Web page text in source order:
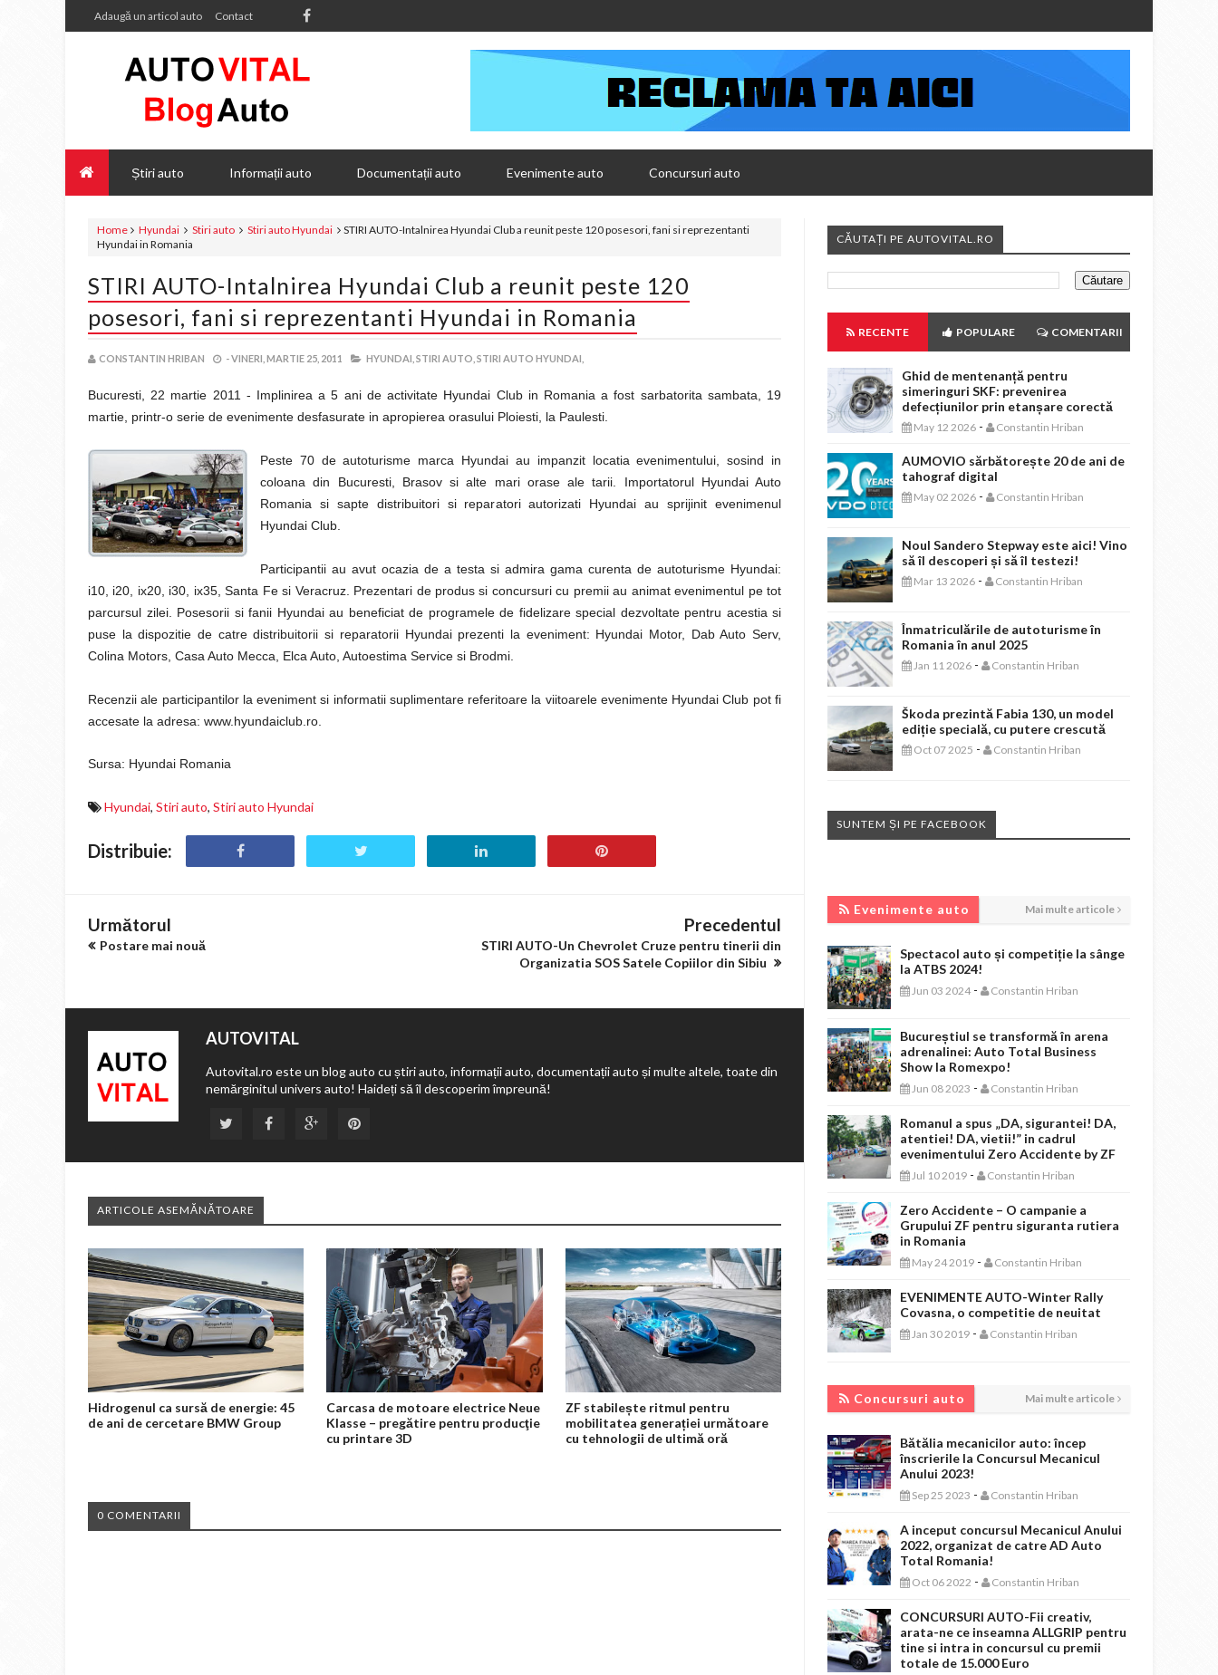
Adaugă un articol auto Contact
Știri auto Informații auto Documentații auto Evenimente auto Concursuri auto
Home Hyundai Stiri auto Stiri auto Hyundai
STIRI AUTO-Intalnirea Hyundai Club a reunit peste 120 posesori, fani si reprezentanti
Hyundai in Romania
STIRI AUTO-Intalnirea Hyundai Club a reunit peste 120
posesori, fani si reprezentanti Hyundai in Romania
CONSTANTIN HRIBAN -VINERI, MARTIE 25, 2011 HYUNDAI, STIRI AUTO, STIRI AUTO HYUNDAI,
Bucuresti, 22 martie 2011 - Implinirea a 5 ani de activitate Hyundai Club in Romania a fost sarbatorita sambata, 19
martie, printr-o serie de evenimente desfasurate in apropierea orasului Ploiesti, la Paulesti.
Peste 70 de autoturisme marca Hyundai au impanzit locatia evenimentului, sosind in
coloana din Bucuresti, Brasov si alte mari orase ale tarii. Importatorul Hyundai Auto
Romania si sapte distribuitori si reparatori autorizati Hyundai au sprijinit evenimenul
Hyundai Club.
Participantii au avut ocazia de a testa si admira gama curenta de autoturisme Hyundai:
i10, i20, ix20, i30, ix35, Santa Fe si Veracruz. Prezentari de produs si concursuri cu premii au animat evenimentul pe tot
parcursul zilei. Posesorii si fanii Hyundai au beneficiat de programele de fidelizare special dezvoltate pentru acestia si
puse la dispozitie de catre distribuitorii si reparatorii Hyundai prezenti la eveniment: Hyundai Motor, Dab Auto Serv,
Colina Motors, Casa Auto Mecca, Elca Auto, Autoestima Service si Brodmi.
Recenzii ale participantilor la eveniment si informatii suplimentare referitoare la viitoarele evenimente Hyundai Club pot fi
accesate la adresa: www.hyundaiclub.ro.
Sursa: Hyundai Romania
Hyundai, Stiri auto, Stiri auto Hyundai
Distribuie:
Următorul
Postare mai nouă
Precedentul
STIRI AUTO-Un Chevrolet Cruze pentru tinerii din
Organizatia SOS Satele Copiilor din Sibiu
AUTOVITAL
Autovital.ro este un blog auto cu știri auto, informații auto, documentații auto și multe altele, toate din
nemărginitul univers auto! Haideți să îl descoperim împreună!
ARTICOLE ASEMĂNĂTOARE
Hidrogenul ca sursă de energie: 45
de ani de cercetare BMW Group
Carcasa de motoare electrice Neue
Klasse – pregătire pentru producţie
cu printare 3D
ZF stabilește ritmul pentru
mobilitatea generației următoare
cu tehnologii de ultimă oră
0 COMENTARII
CĂUTAȚI PE AUTOVITAL.RO
RECENTE POPULARE COMENTARII
Ghid de mentenanță pentru
simeringuri SKF: prevenirea
defecțiunilor prin etanșare corectă
May 12 2026 - Constantin Hriban
AUMOVIO sărbătorește 20 de ani de
tahograf digital
May 02 2026 - Constantin Hriban
Noul Sandero Stepway este aici! Vino
să îl descoperi și să îl testezi!
Mar 13 2026 - Constantin Hriban
Înmatriculările de autoturisme în
Romania în anul 2025
Jan 11 2026 - Constantin Hriban
Škoda prezintă Fabia 130, un model
ediție specială, cu putere crescută
Oct 07 2025 - Constantin Hriban
SUNTEM ȘI PE FACEBOOK
Evenimente auto Mai multe articole
Spectacol auto și competiție la sânge
la ATBS 2024!
Jun 03 2024 - Constantin Hriban
Bucureștiul se transformă în arena
adrenalinei: Auto Total Business
Show la Romexpo!
Jun 08 2023 - Constantin Hriban
Romanul a spus „DA, sigurantei! DA,
atentiei! DA, vietii!” in cadrul
evenimentului Zero Accidente by ZF
Jul 10 2019 - Constantin Hriban
Zero Accidente – O campanie a
Grupului ZF pentru siguranta rutiera
in Romania
May 24 2019 - Constantin Hriban
EVENIMENTE AUTO-Winter Rally
Covasna, o competitie de neuitat
Jan 30 2019 - Constantin Hriban
Concursuri auto Mai multe articole
Bătălia mecanicilor auto: încep
înscrierile la Concursul Mecanicul
Anului 2023!
Sep 25 2023 - Constantin Hriban
A inceput concursul Mecanicul Anului
2022, organizat de catre AD Auto
Total Romania!
Oct 06 2022 - Constantin Hriban
CONCURSURI AUTO-Fii creativ,
arata-ne ce inseamna ALLGRIP pentru
tine si intra in concursul cu premii
totale de 15.000 Euro